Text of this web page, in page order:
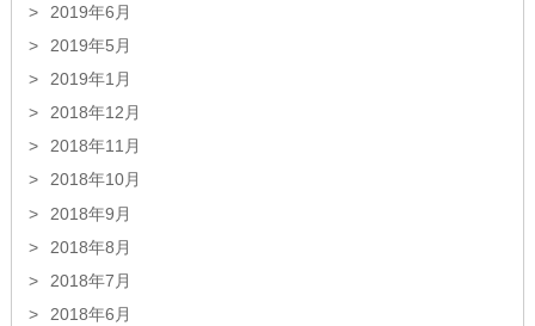
2019年6月
2019年5月
2019年1月
2018年12月
2018年11月
2018年10月
2018年9月
2018年8月
2018年7月
2018年6月